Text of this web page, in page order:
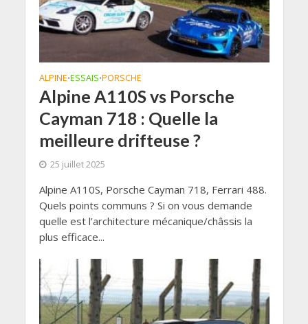
ALPINE•ESSAIS•PORSCHE
Alpine A110S vs Porsche
Cayman 718 : Quelle la
meilleure drifteuse ?
25 juillet 2025
Alpine A110S, Porsche Cayman 718, Ferrari 488.
Quels points communs ? Si on vous demande
quelle est l’architecture mécanique/châssis la
plus efficace...